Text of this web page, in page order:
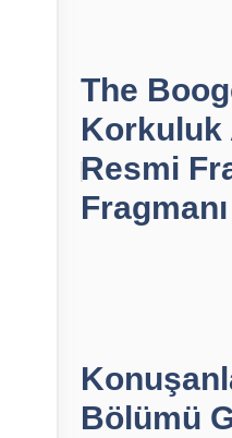
The
Korkuluk
Resmi
Fragmanı
Bölümü